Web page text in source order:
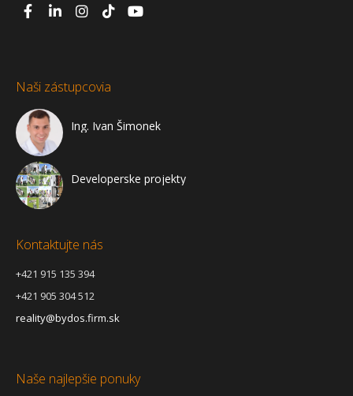
Naši zástupcovia
Ing. Ivan Šimonek
Developerske projekty
Kontaktujte nás
+421 915 135 394
+421 905 304 512
reality@bydos.firm.sk
Naše najlepšie ponuky